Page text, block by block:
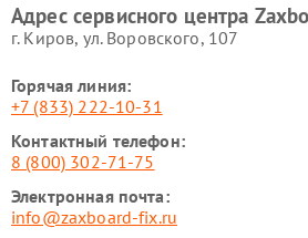
Адрес сервисного центра
г. Киров, ул. Воровского, 107
Горячая линия:
+7 (833) 222-10-31
Контактный телефон:
8 (800) 302-71-75
Электронная почта:
info@zaxboard-fix.ru